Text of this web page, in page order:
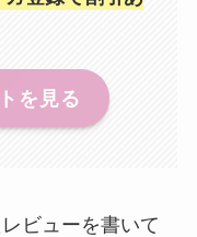
を見る
ビューを書いて